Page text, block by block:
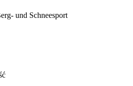
und Schneesport